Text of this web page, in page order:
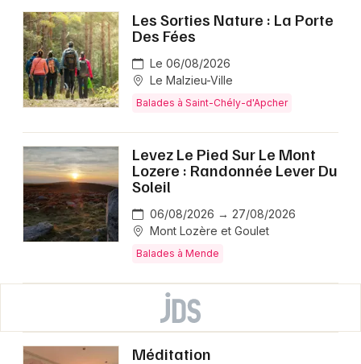
Les Sorties Nature : La Porte
Des Fées
Le 06/08/2026
Le Malzieu-Ville
Balades à Saint-Chély-d'Apcher
Levez Le Pied Sur Le Mont
Lozere : Randonnée Lever Du
Soleil
06/08/2026 → 27/08/2026
Mont Lozère et Goulet
Balades à Mende
Méditation